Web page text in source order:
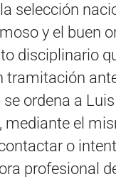
selección
y el buen
disciplinario
tramitación
ordena a
mediante el
o
profesional